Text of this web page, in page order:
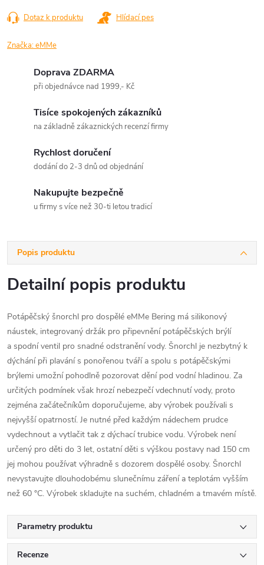
Dotaz k produktu Hlídací pes
Značka:eMMe
Doprava ZDARMA
při objednávce nad 1999,- Kč
Tisíce spokojených zákazníků
na základně zákaznických recenzí firmy
Rychlost doručení
dodání do 2-3 dnů od objednání
Nakupujte bezpečně
u firmy s více než 30-ti letou tradicí
Popis produktu
Detailní popis produktu
Potápěčský šnorchl pro dospělé eMMe Bering má silikonový
náustek, integrovaný držák pro připevnění potápěčských brýlí
a spodní ventil pro snadné odstranění vody. Šnorchl je nezbytný k
dýchání při plavání s ponořenou tváří a spolu s potápěčskými
brýlemi umožní pohodlně pozorovat dění pod vodní hladinou. Za
určitých podmínek však hrozí nebezpečí vdechnutí vody, proto
zejména začátečníkům doporučujeme, aby výrobek používali s
nejvyšší opatrností. Je nutné před každým nádechem prudce
vydechnout a vytlačit tak z dýchací trubice vodu. Výrobek není
určený pro děti do 3 let, ostatní děti s výškou postavy nad 150 cm
jej mohou používat výhradně s dozorem dospělé osoby. Šnorchl
nevystavujte dlouhodobému slunečnímu záření a teplotám vyšším
než 60 °C. Výrobek skladujte na suchém, chladném a tmavém místě.
Parametry produktu
Recenze